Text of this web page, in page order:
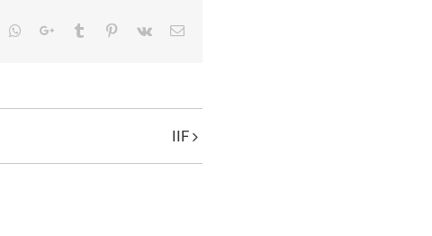
Whatsapp
Google+Tumblr Pinterest
Vk Email
IIF